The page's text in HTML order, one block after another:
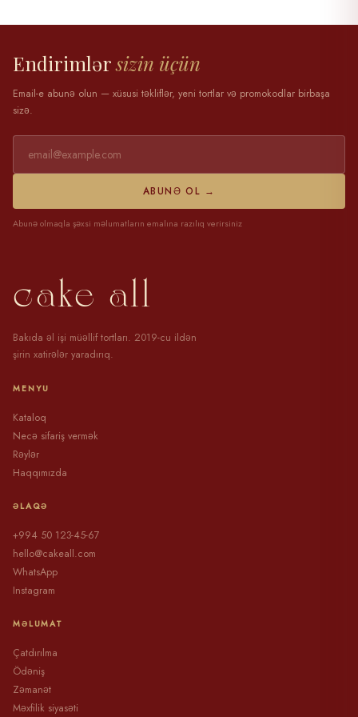
Endirimlərsizin üçün
Email-e abunə olun — xüsusi təkliflər, yeni tortlar və promokodlar birbaşa
sizə.
ABUNƏ OL →
Abunə olmaqla şəxsi məlumatların emalına razılıq verirsiniz
cake all
Bakıda əl işi müəllif tortları. 2019-cu ildən
şirin xatirələr yaradırıq.
MENYU
Kataloq
Necə sifariş vermək
Rəylər
Haqqımızda
ƏLAQƏ
+994 50 123-45-67
hello@cakeall.com
WhatsApp
Instagram
MƏLUMAT
Çatdırılma
Ödəniş
Zəmanət
Məxfilik siyasəti